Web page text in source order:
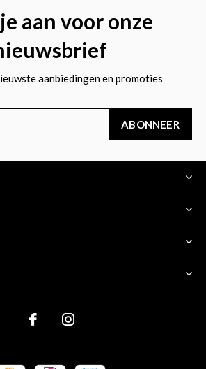
aan voor onze
aanbiedingen en promoties
ABONNEER